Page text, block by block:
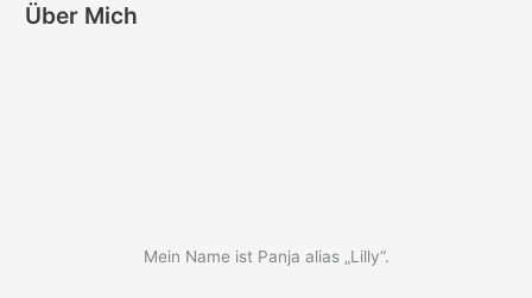
Über Mich
Mein Name ist Panja alias „Lilly“.